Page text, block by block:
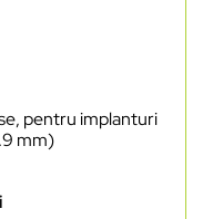
pentru implanturi
mm)